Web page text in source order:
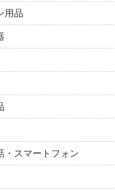
用品
・スマートフォン